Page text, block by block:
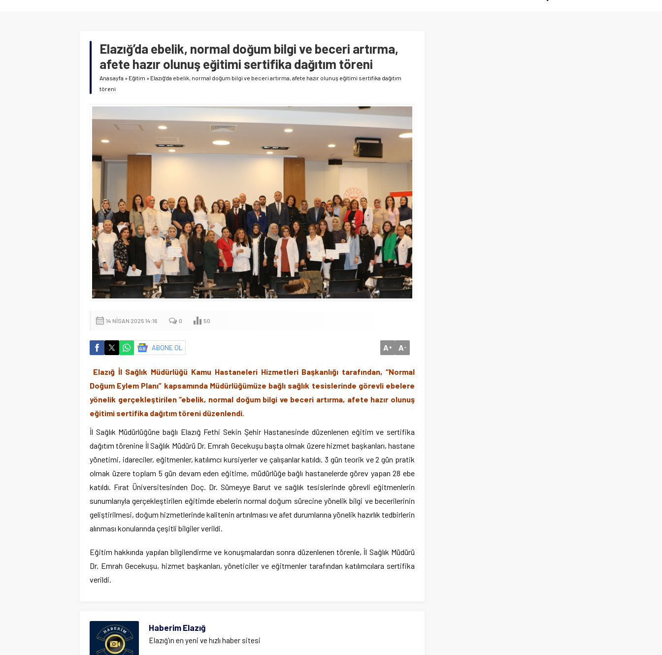
Elazığ’da ebelik, normal doğum bilgi ve beceri artırma,
afete hazır olunuş eğitimi sertifika dağıtım töreni
Anasayfa » Eğitim » Elazığ’da ebelik, normal doğum bilgi ve beceri artırma, afete hazır olunuş eğitimi sertifika dağıtım
töreni
14 NISAN 2025 14:16 0 50
ABONE OL A+ A-
Elazığ İl Sağlık Müdürlüğü Kamu Hastaneleri Hizmetleri Başkanlığı tarafından, “Normal
Doğum Eylem Planı” kapsamında Müdürlüğümüze bağlı sağlık tesislerinde görevli ebelere
yönelik gerçekleştirilen “ebelik, normal doğum bilgi ve beceri artırma, afete hazır olunuş
eğitimi sertifika dağıtım töreni düzenlendi.
İl Sağlık Müdürlüğüne bağlı Elazığ Fethi Sekin Şehir Hastanesinde düzenlenen eğitim ve sertifika
dağıtım törenine İl Sağlık Müdürü Dr. Emrah Gecekuşu başta olmak üzere hizmet başkanları, hastane
yönetimi, idareciler, eğitmenler, katılımcı kursiyerler ve çalışanlar katıldı. 3 gün teorik ve 2 gün pratik
olmak üzere toplam 5 gün devam eden eğitime, müdürlüğe bağlı hastanelerde görev yapan 28 ebe
katıldı. Fırat Üniversitesinden Doç. Dr. Sümeyye Barut ve sağlık tesislerinde görevli eğitmenlerin
sunumlarıyla gerçekleştirilen eğitimde ebelerin normal doğum sürecine yönelik bilgi ve becerilerinin
geliştirilmesi, doğum hizmetlerinde kalitenin artırılması ve afet durumlarına yönelik hazırlık tedbirlerin
alınması konularında çeşitli bilgiler verildi.
Eğitim hakkında yapılan bilgilendirme ve konuşmalardan sonra düzenlenen törenle, İl Sağlık Müdürü
Dr. Emrah Gecekuşu, hizmet başkanları, yöneticiler ve eğitmenler tarafından katılımcılara sertifika
verildi.
Haberim Elazığ
Elazığ'ın en yeni ve hızlı haber sitesi